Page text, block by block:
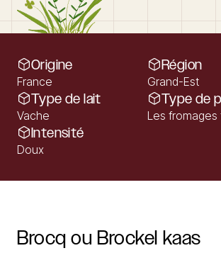
Origine
France
Région
Grand-Est
Type de lait
Vache
Type de
Les fromages
Intensité
Doux
Brocq ou Brockel kaas